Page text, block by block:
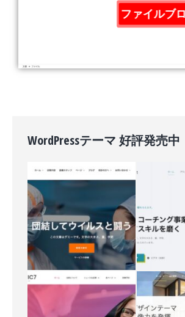
ファイルブ
WordPressテーマ 好評発売中